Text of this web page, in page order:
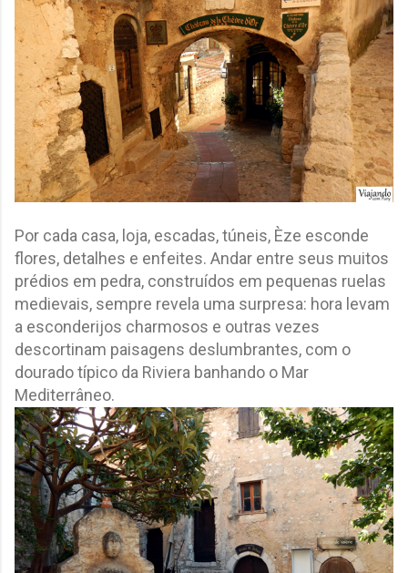
Por cada casa, loja, escadas, túneis, Èze esconde
flores, detalhes e enfeites. Andar entre seus muitos
prédios em pedra, construídos em pequenas ruelas
medievais, sempre revela uma surpresa: hora levam
a esconderijos charmosos e outras vezes
descortinam paisagens deslumbrantes, com o
dourado típico da Riviera banhando o Mar
Mediterrâneo.